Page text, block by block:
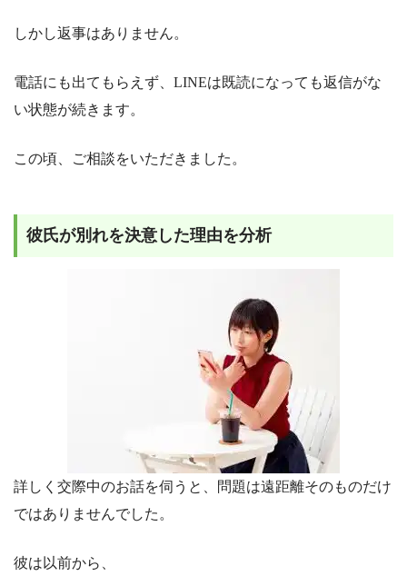
しかし返事はありません。
電話にも出てもらえず、LINEは既読になっても返信がな
い状態が続きます。
この頃、ご相談をいただきました。
彼氏が別れを決意した理由を分析
詳しく交際中のお話を伺うと、問題は遠距離そのものだけ
ではありませんでした。
彼は以前から、